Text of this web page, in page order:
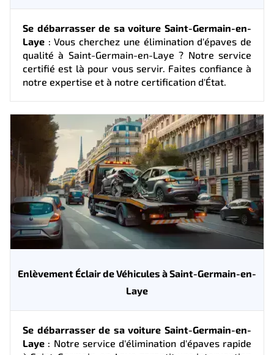
Se débarrasser de sa voiture Saint-Germain-en-
Laye : Vous cherchez une élimination d'épaves de
qualité à Saint-Germain-en-Laye ? Notre service
certifié est là pour vous servir. Faites confiance à
notre expertise et à notre certification d'État.
Enlèvement Éclair de Véhicules à Saint-Germain-en-
Laye
Se débarrasser de sa voiture Saint-Germain-en-
Laye : Notre service d'élimination d'épaves rapide